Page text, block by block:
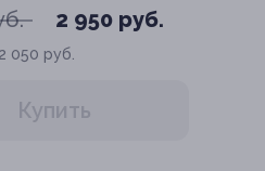
2 950 руб.
2 050 руб.
Купить